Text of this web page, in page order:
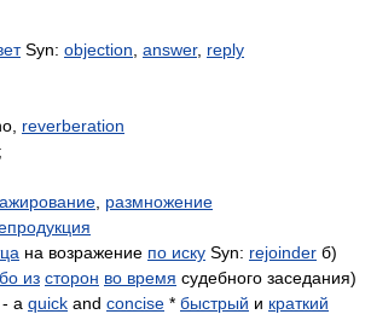
Syn: objection answer, reply
reverberation
;
размножение
на возражение по иску Syn: rejoinder б)
из сторон во время судебного заседания)
a quick and concise * быстрый и краткий